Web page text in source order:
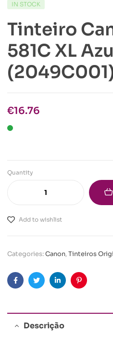
IN STOCK
Tinteiro
581C XL
€16.76
Quantity
Add to wishlist
Categories:Canon,Tinteiros
FacebookTwitterLinkedinPinterest
Descrição